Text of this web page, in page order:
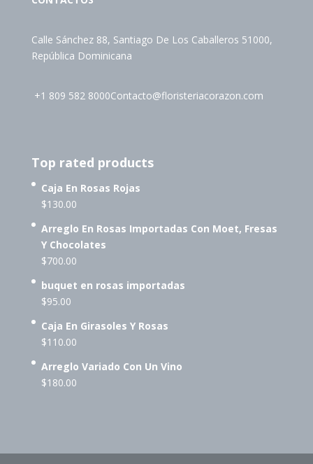
Calle Sánchez 88, Santiago De Los Caballeros 51000,
República Dominicana
+1 809 582 8000Contacto@floristeriacorazon.com
Top rated products
Caja En Rosas Rojas
$130.00
Arreglo En Rosas Importadas Con Moet, Fresas
Y Chocolates
$700.00
buquet en rosas importadas
$95.00
Caja En Girasoles Y Rosas
$110.00
Arreglo Variado Con Un Vino
$180.00